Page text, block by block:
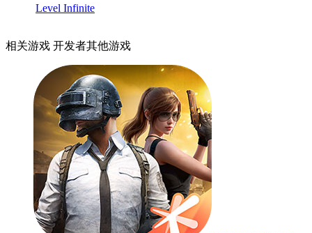
Level Infinite
相关游戏 开发者其他游戏